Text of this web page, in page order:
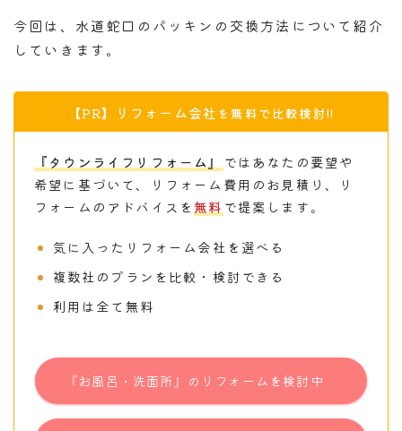
今回は、水道蛇口のパッキンの交換方法について紹介
していきます。
【PR】 リフォーム会社 を無料で比較検討!!
『タウンライフリフォーム』
ではあなたの要望や
希望に基づいて、リフォーム費用のお見積り、リ
フォームのアドバイスを 無料 で提案します。
気に入ったリフォーム会社を選べる
複数社のプランを比較・検討できる
利用は全て無料
『お風呂・洗面所』のリフォームを検討中